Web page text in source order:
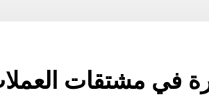
في مشتقات